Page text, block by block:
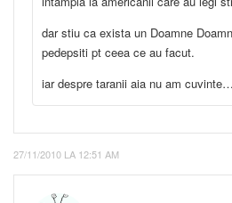
dar stiu ca exista un Doamne
pedepsiti pt ceea ce au facut.
iar despre taranii aia nu am cuvinte…
27/11/2010 LA 12:51 AM